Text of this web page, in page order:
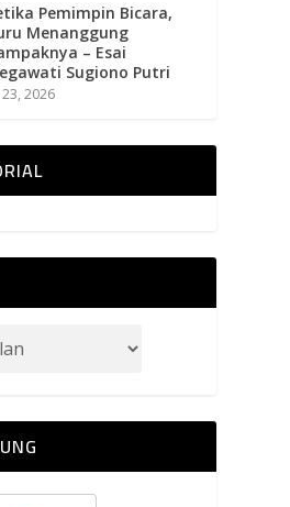
Pemimpin Bicara,
Menanggung
– Esai
Sugiono Putri
23, 2026